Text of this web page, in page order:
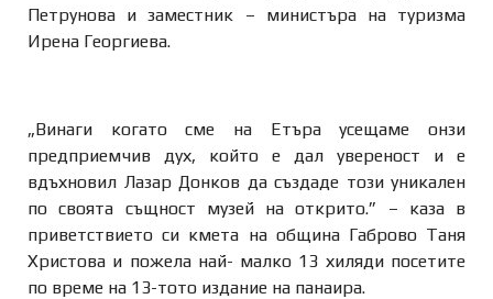
Петрунова и заместник – министъра на туризма
Ирена Георгиева.
„Винаги когато сме на Етъра усещаме онзи
предприемчив дух, който е дал увереност и е
вдъхновил Лазар Донков да създаде този уникален
по своята същност музей на открито.” – каза в
приветствието си кмета на община Габрово Таня
Христова и пожела най- малко 13 хиляди посетите
по време на 13-тото издание на панаира.